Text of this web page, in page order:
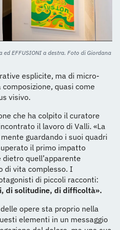
ed EFFUSIONI a destra. Foto di Giordana
esplicite, ma di micro-
quasi come
visivo.
che ha colpito il curatore
il lavoro di Valli. «La
guardando i suoi quadri
il primo impatto
quell’apparente
di vita complesso. I
di piccoli racconti:
di solitudine, di difficoltà».
opere sta proprio nella
elementi in un messaggio